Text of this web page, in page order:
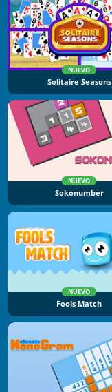
NUEVO
Solitaire Seasons
NUEVO
Sokonumber
NUEVO
Fools Match